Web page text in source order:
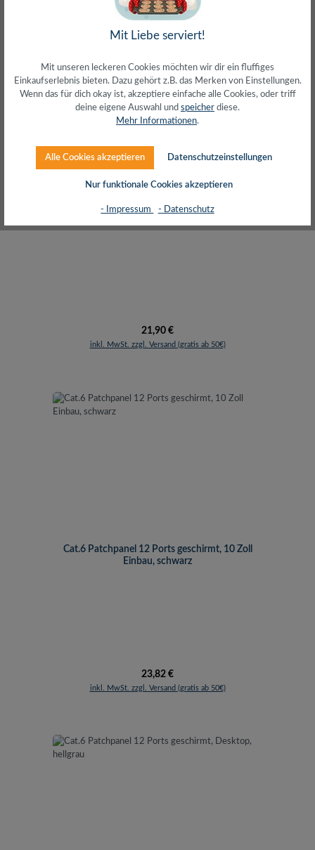
inkl. MwSt. zzgl. Versand (gratis ab 50€)
Cat.6A Patchpanel 12 Ports geschirmt, Desktop,
Regulärer Preis:
21,90 €
inkl. MwSt. zzgl. Versand (gratis ab 50€)
Cat.6 Patchpanel 12 Ports geschirmt, 10 Zoll
Einbau, schwarz
Regulärer Preis:
23,82 €
inkl. MwSt. zzgl. Versand (gratis ab 50€)
Mit Liebe serviert!
Mit unseren leckeren Cookies möchten wir dir ein fluffiges
Einkaufserlebnis bieten. Dazu gehört z.B. das Merken von Einstellungen.
Wenn das für dich okay ist, akzeptiere einfache alle Cookies, oder triff
deine eigene Auswahl und speicher diese.
Mehr Informationen.
Alle Cookies akzeptieren Datenschutzeinstellungen
Nur funktionale Cookies akzeptieren
- Impressum - Datenschutz